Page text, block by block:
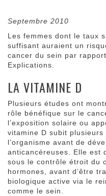
Septembre 2010
Les femmes dont le taux
suffisant auraient un
cancer du sein par
Explications.
LA VITAMINE D
Plusieurs études ont
rôle bénéfique sur le
l’exposition solaire ou
vitamine D subit
l’organisme avant de
anticancéreuses. Elle est
sous le contrôle étroit du
hormones, avant d’être
biologique active via le
comme le sein.